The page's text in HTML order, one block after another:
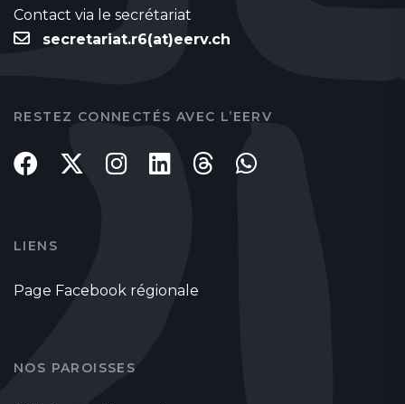
Contact via le secrétariat
secretariat.r6(at)eerv.ch
RESTEZ CONNECTÉS AVEC L’EERV
LIENS
Page Facebook régionale
NOS PAROISSES